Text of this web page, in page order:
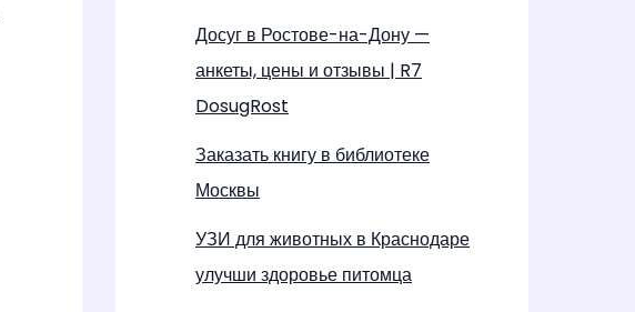
Досуг в Ростове-на-Дону —
анкеты, цены и отзывы | R7
DosugRost
Заказать книгу в библиотеке
Москвы
УЗИ для животных в Краснодаре
улучши здоровье питомца